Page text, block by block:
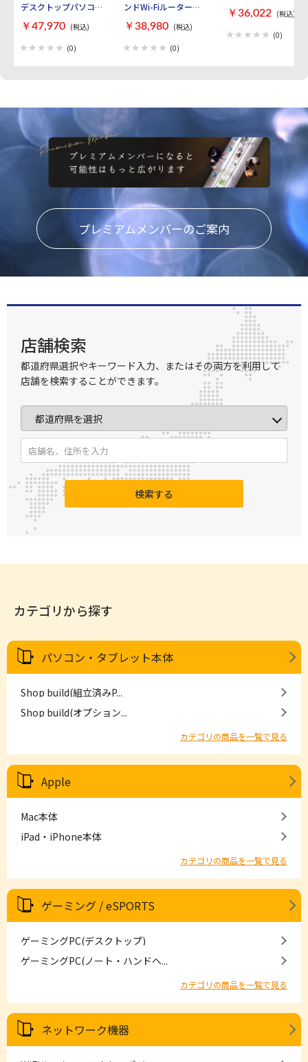
デスクトップパソコン
GMKtec NucBox G3S
GMK-G3S-16/512-
W11PRO(N95)
￥47,970 (税込)
(0)
ンドWi-Fiルーター
AirStation
WXR9300BE6P [ブラ
ック]
￥38,980 (税込)
(0)
￥36,022 (税込)
(0)
プレミアムメンバーのご案内
店舗検索
都道府県選択やキーワード入力、またはその両方を利用して
店舗を検索することができます。
検索する
カテゴリから探す
パソコン・タブレット本体
Shop build(組立済みP...
Shop build(オプション...
カテゴリの商品を一覧で見る
Apple
Mac本体
iPad・iPhone本体
カテゴリの商品を一覧で見る
ゲーミング / eSPORTS
ゲーミングPC(デスクトップ)
ゲーミングPC(ノート・ハンドヘ...
カテゴリの商品を一覧で見る
ネットワーク機器